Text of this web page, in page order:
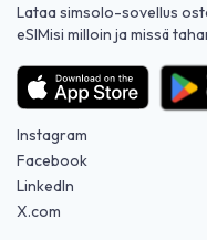
Lataa simsolo-sovellus
eSIMisi milloin ja missä
Instagram
Facebook
LinkedIn
X.com